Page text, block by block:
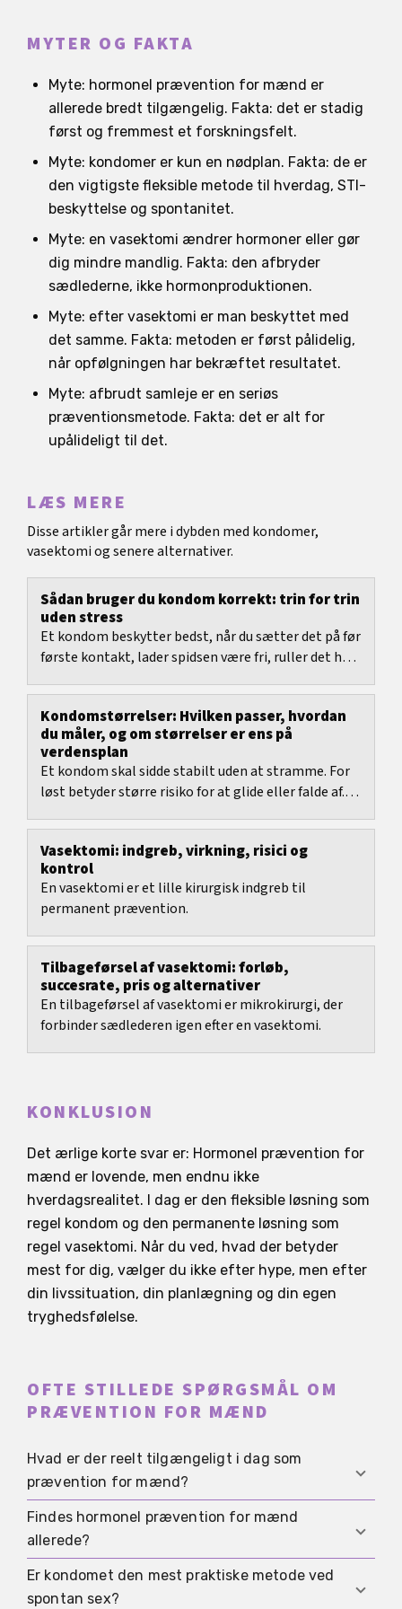
MYTER OG FAKTA
Myte: hormonel prævention for mænd er
allerede bredt tilgængelig. Fakta: det er stadig
først og fremmest et forskningsfelt.
Myte: kondomer er kun en nødplan. Fakta: de er
den vigtigste fleksible metode til hverdag, STI-
beskyttelse og spontanitet.
Myte: en vasektomi ændrer hormoner eller gør
dig mindre mandlig. Fakta: den afbryder
sædlederne, ikke hormonproduktionen.
Myte: efter vasektomi er man beskyttet med
det samme. Fakta: metoden er først pålidelig,
når opfølgningen har bekræftet resultatet.
Myte: afbrudt samleje er en seriøs
præventionsmetode. Fakta: det er alt for
upålideligt til det.
LÆS MERE
Disse artikler går mere i dybden med kondomer,
vasektomi og senere alternativer.
Sådan bruger du kondom korrekt: trin for trin
uden stress
Et kondom beskytter bedst, når du sætter det på før
første kontakt, lader spidsen være fri, ruller det helt
Kondomstørrelser: Hvilken passer, hvordan
du måler, og om størrelser er ens på
verdensplan
Et kondom skal sidde stabilt uden at stramme. For
løst betyder større risiko for at glide eller falde af.
Vasektomi: indgreb, virkning, risici og
kontrol
En vasektomi er et lille kirurgisk indgreb til
permanent prævention.
Tilbageførsel af vasektomi: forløb,
succesrate, pris og alternativer
En tilbageførsel af vasektomi er mikrokirurgi, der
forbinder sædlederen igen efter en vasektomi.
KONKLUSION
Det ærlige korte svar er: Hormonel prævention for
mænd er lovende, men endnu ikke
hverdagsrealitet. I dag er den fleksible løsning som
regel kondom og den permanente løsning som
regel vasektomi. Når du ved, hvad der betyder
mest for dig, vælger du ikke efter hype, men efter
din livssituation, din planlægning og din egen
tryghedsfølelse.
OFTE STILLEDE SPØRGSMÅL OM
PRÆVENTION FOR MÆND
Hvad er der reelt tilgængeligt i dag som
prævention for mænd?
I hverdagen er kondom og vasektomi de vigtigste
reelt brugbare muligheder. Hormonelle og ikke-
hormonelle metoder bliver undersøgt, men er
endnu ikke standardbehandling.
Findes hormonel prævention for mænd
allerede?
Ikke som en normal mulighed i hverdagen. Der er
Er kondomet den mest praktiske metode ved
spontan sex?